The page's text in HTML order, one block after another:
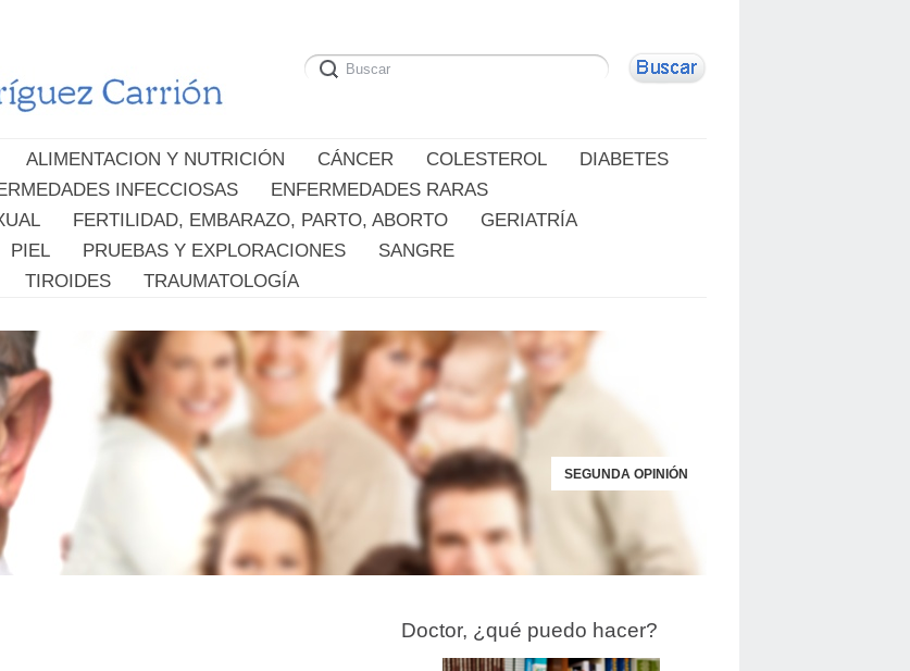
ALIMENTACION Y NUTRICIÓN CÁNCER COLESTEROL
DIABETES
INFECCIOSAS
ENFERMEDADES RARAS
FERTILIDAD, EMBARAZO, PARTO, ABORTO
GERIATRÍA
PIEL PRUEBAS Y EXPLORACIONES
SANGRE
TIROIDES TRAUMATOLOGÍA
SEGUNDA OPINIÓN
Doctor, ¿qué puedo hacer?